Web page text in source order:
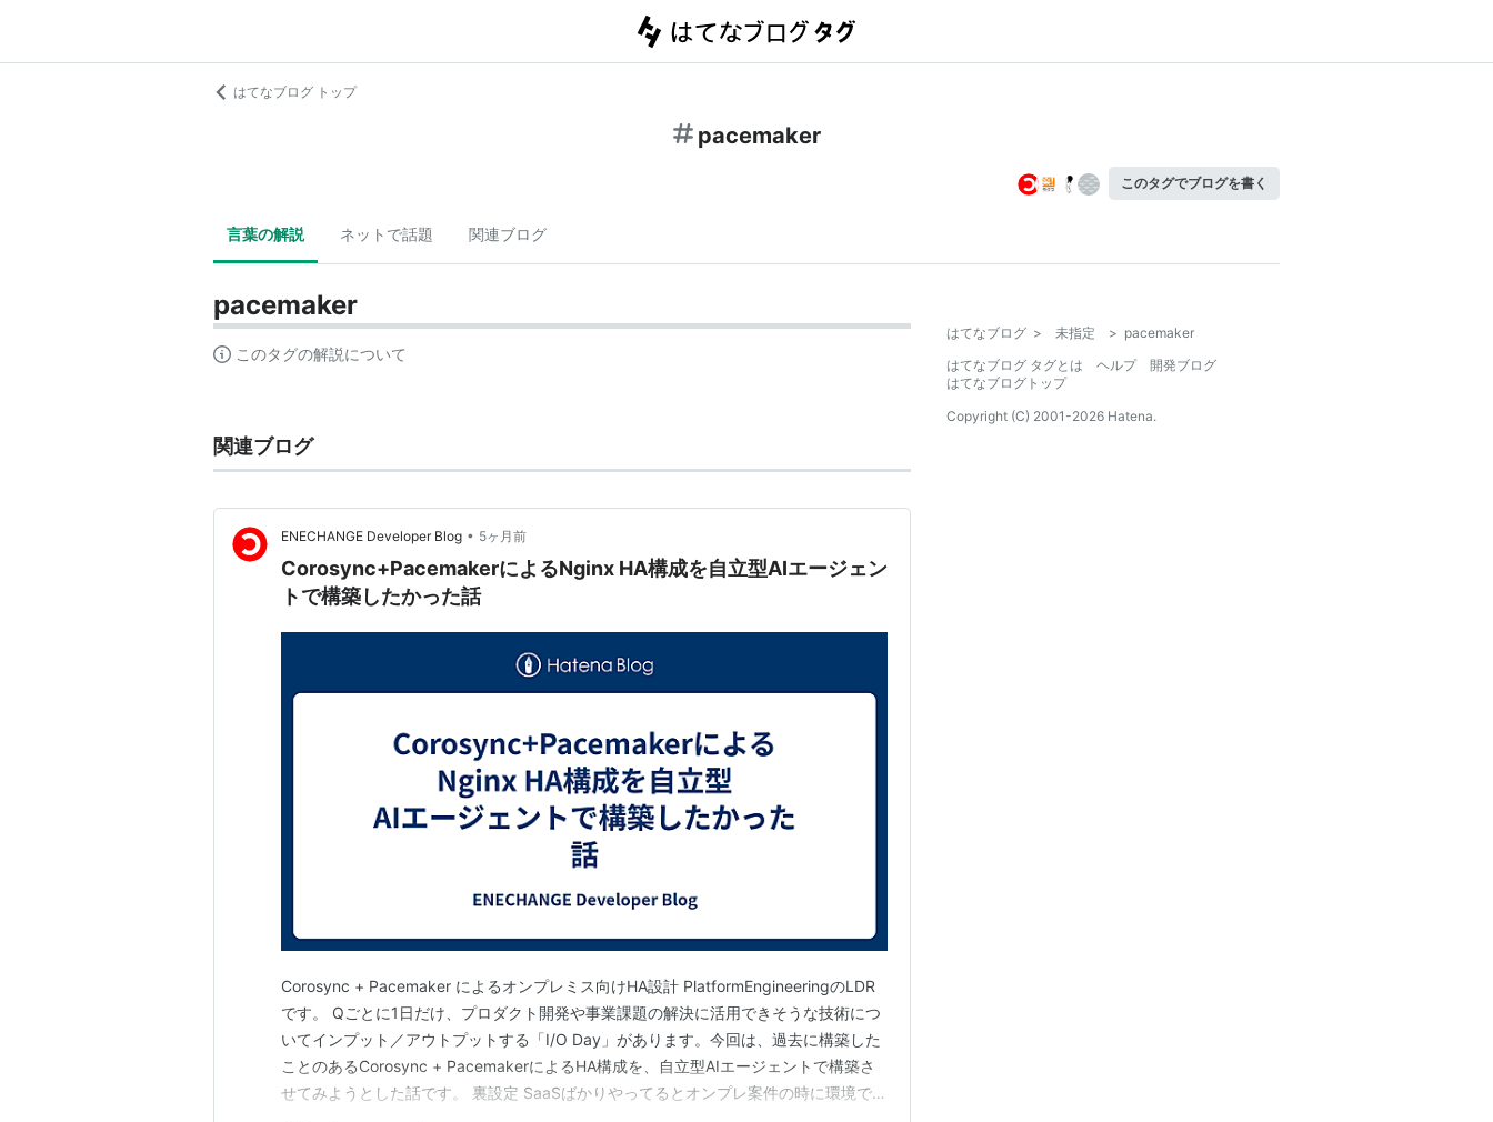
はてなブログ トップ
pacemaker
このタグでブログを書く
言葉の解説 ネットで話題 関連ブログ
pacemaker
このタグの解説について
関連ブログ
ENECHANGE Developer Blog • 5ヶ月前
Corosync+PacemakerによるNginx HA構成を自立型AIエージェン
トで構築したかった話
Corosync + Pacemaker によるオンプレミス向けHA設計 PlatformEngineeringのLDR
です。 Qごとに1日だけ、プロダクト開発や事業課題の解決に活用できそうな技術につ
いてインプット／アウトプットする「I/O Day」があります。今回は、過去に構築した
ことのあるCorosync + PacemakerによるHA構成を、自立型AIエージェントで構築さ
せてみようとした話です。 裏設定 SaaSばかりやってるとオンプレ案件の時に環境での
はてなブログ > 未指定 > pacemaker
はてなブログ タグとは
ヘルプ
開発ブログ
はてなブログトップ
Copyright (C) 2001-2026 Hatena.